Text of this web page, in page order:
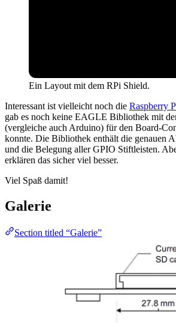
Ein Layout mit dem RPi Shield.
Interessant ist vielleicht noch die Raspberry
gab es noch keine EAGLE Bibliothek mit
(vergleiche auch Arduino) für den Board-
konnte. Die Bibliothek enthält die genauen
und die Belegung aller GPIO Stiftleisten.
erklären das sicher viel besser.
Viel Spaß damit!
Galerie
Section titled “Galerie”